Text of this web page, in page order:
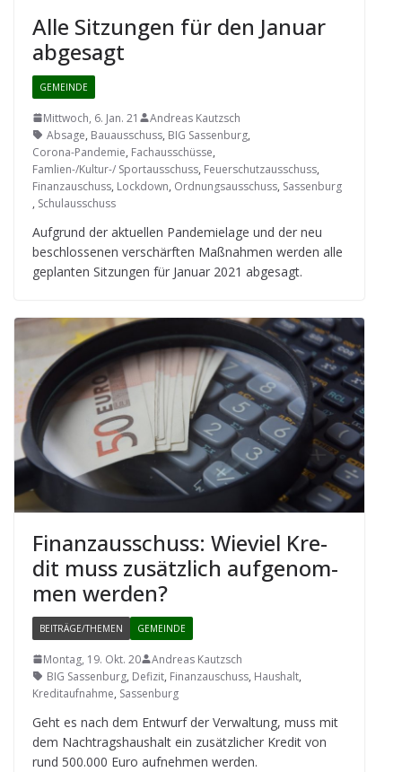
Alle Sit­zun­gen für den Januar
abgesagt
GEMEINDE
Mittwoch, 6. Jan. 21
Andreas Kautzsch
Absage, Bauausschuss, BIG Sassenburg,
Corona-Pandemie, Fachausschüsse,
Famlien-/Kultur-/ Sportausschuss, Feuerschutzausschuss,
Finanzauschuss, Lockdown, Ordnungsausschuss, Sassenburg
, Schulausschuss
Auf­grund der aktu­el­len Pan­de­mie­lage und der neu
beschlos­se­nen ver­schärf­ten Maß­nah­men wer­den alle
geplan­ten Sit­zun­gen für Januar 2021 abgesagt.
Finanz­aus­schuss: Wie­viel Kre­
dit muss zusätz­lich auf­ge­nom­
men werden?
BEITRÄGE/THEMEN GEMEINDE
Montag, 19. Okt. 20
Andreas Kautzsch
BIG Sassenburg, Defizit, Finanzauschuss, Haushalt,
Kreditaufnahme, Sassenburg
Geht es nach dem Ent­wurf der Ver­wal­tung, muss mit
dem Nach­trags­haus­halt ein zusätz­li­cher Kre­dit von
rund 500.000 Euro auf­neh­men werden.